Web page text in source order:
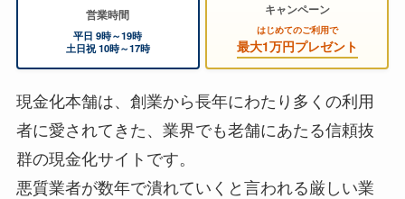
営業時間
平日 9時～19時
土日祝 10時～17時
キャンペーン
はじめてのご利用で
最大1万円プレゼント
現金化本舗は、創業から長年にわたり多くの利用
者に愛されてきた、業界でも老舗にあたる信頼抜
群の現金化サイトです。
悪質業者が数年で潰れていくと言われる厳しい業